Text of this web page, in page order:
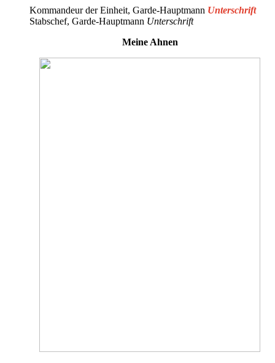
Kommandeur der Einheit, Garde-Hauptmann Unterschrift
Stabschef, Garde-Hauptmann Unterschrift
Meine Ahnen